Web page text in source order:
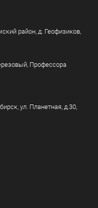
район, д. Геофизиков,
Профессора
ул. Планетная, д.30,